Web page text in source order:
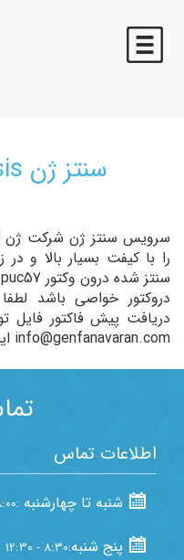
سنتز ژن Gene Synthesis
را با کیفت بسیار بالا و
دروکتور خواصی باشد لطفا
دریافت پیش فاکتور فایل
info@genfanavaran.com ایمیل فرمایید.
اطلاعات تماس
شنبه تا چهارشنبه :- 16
پنج شنبه:8:30 - 12:30